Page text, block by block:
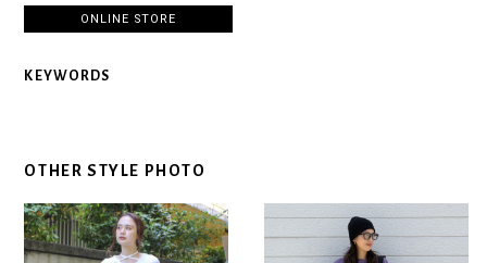
ONLINE STORE
KEYWORDS
OTHER STYLE PHOTO